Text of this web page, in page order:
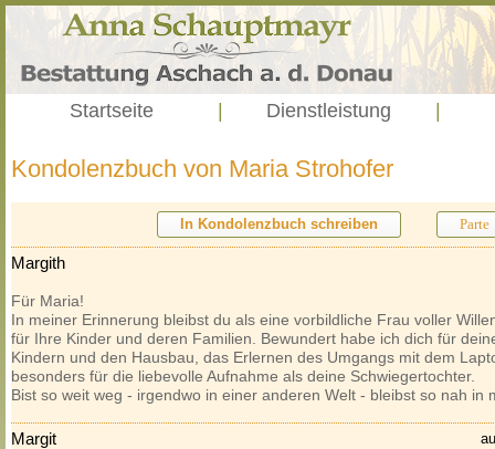
Startseite Dienstleistung
Kondolenzbuch von Maria Strohofer
In Kondolenzbuch schreiben Parte
Margith
Für Maria!
In meiner Erinnerung bleibst du als eine vorbildliche Frau voller
für Ihre Kinder und deren Familien. Bewundert habe ich dich für
Kindern und den Hausbau, das Erlernen des Umgangs mit dem
besonders für die liebevolle Aufnahme als deine Schwiegertochter.
Bist so weit weg - irgendwo in einer anderen Welt - bleibst so nah in
Margit